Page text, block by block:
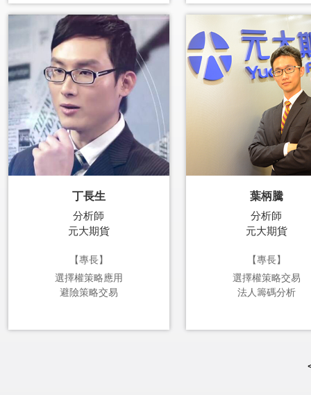
丁長生
分析師
元大期貨
【專長】
選擇權策略應用
避險策略交易
葉柄騰
分析師
元大期貨
【專長】
選擇權策略交易
法人籌碼分析